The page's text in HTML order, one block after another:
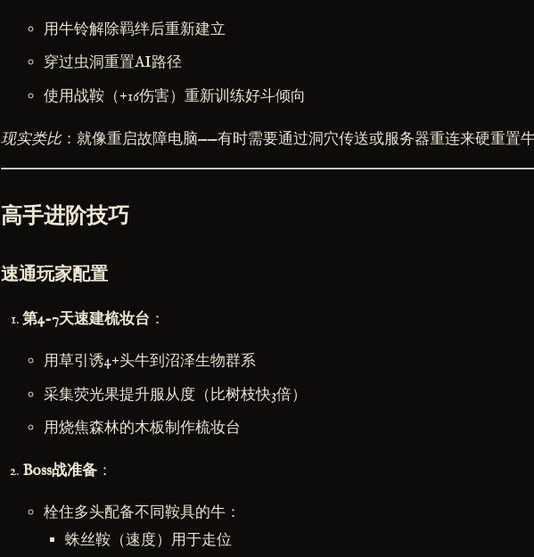
用牛铃解除羁绊后重新建立
穿过虫洞重置AI路径
使用战鞍（+16伤害）重新训练好斗倾向
现实类比：就像重启故障电脑——有时需要通过洞穴传送或服务器重连来硬重置
高手进阶技巧
速通玩家配置
第4-7天速建梳妆台 ：
用草引诱4+头牛到沼泽生物群系
采集荧光果提升服从度（比树枝快3倍）
用烧焦森林的木板制作梳妆台
Boss战准备 ：
栓住多头配备不同鞍具的牛：
蛛丝鞍（速度）用于走位